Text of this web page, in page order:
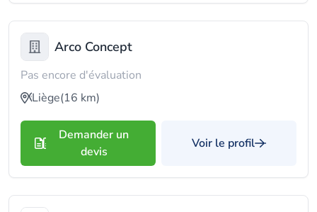
Arco Concept
Pas encore d'évaluation
Liège(16 km)
Demander un
devis
Voir le profil